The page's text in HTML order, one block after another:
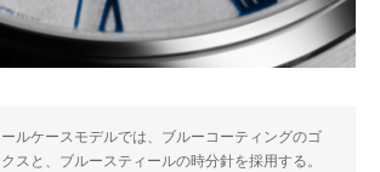
ルケースモデルでは、ブルーコーティングのゴ
スと、ブルースティールの時分針を採用する。